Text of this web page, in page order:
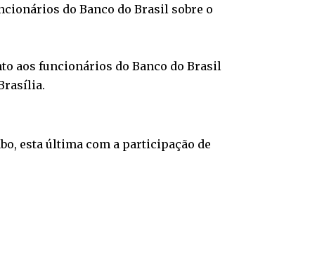
do Banco do Brasil sobre o
aos funcionários do Banco do Brasil
esta última com a participação de